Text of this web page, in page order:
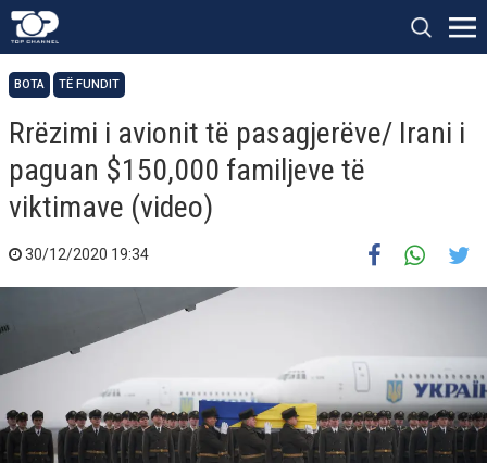
BOTA TË FUNDIT
Rrëzimi i avionit të pasagjerëve/ Irani i
paguan $150,000 familjeve të
viktimave (video)
30/12/2020 19:34